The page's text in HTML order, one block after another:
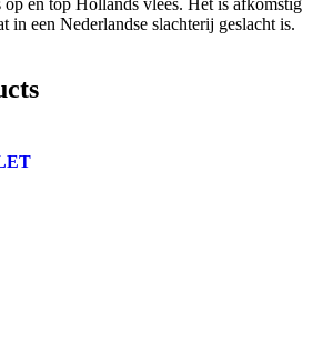
in een Nederlandse slachterij geslacht is.